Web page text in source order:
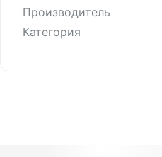
Производитель
Категория